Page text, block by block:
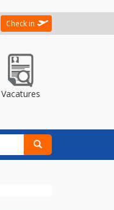
Check in
Vacatures